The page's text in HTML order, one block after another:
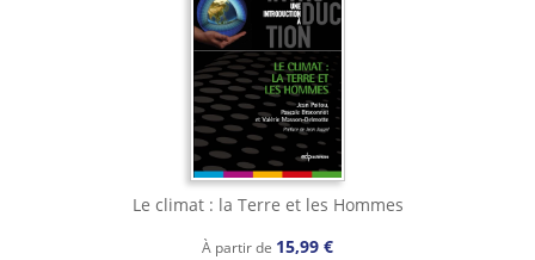
Le climat : la Terre et les Hommes
À partir de 15,99 €